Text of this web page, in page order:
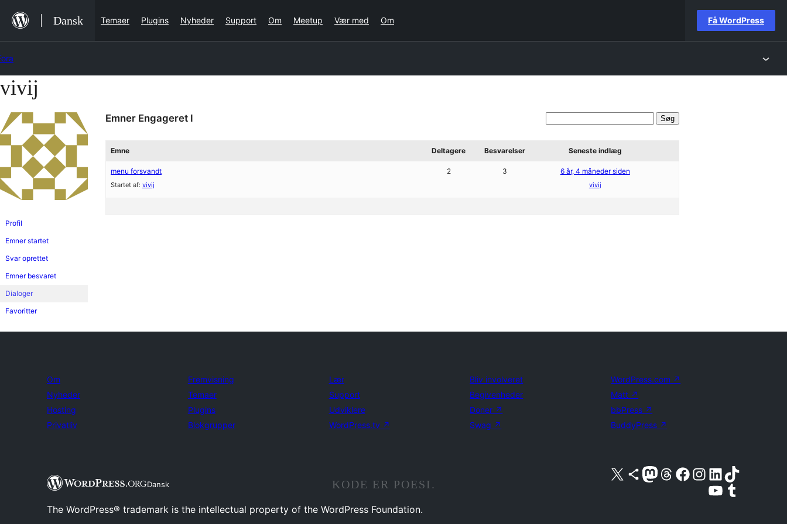
indhold
Dansk Temaer Plugins Nyheder Support Om Meetup Vær med Om Få WordPress
Spring
indhold
vivij
Profil
Emner startet
Svar oprettet
Emner besvaret
Dialoger
Favoritter
Emner Engageret I
Emne Deltagere Besvarelser Seneste indlæg
menu forsvandt
Startet af: vivij
2 3 6 år, 4 måneder siden
vivij
Om
Nyheder
Hosting
Privatliv
Fremvisning
Temaer
Plugins
Blokgrupper
Lær
Support
Udviklere
WordPress.tv ↗
Bliv involveret
Begivenheder
Doner ↗
Swag ↗
WordPress.com ↗
Matt ↗
bbPress ↗
BuddyPress ↗
Dansk
Besøg vores X (tidligere Twitter) kontoBesøg vores Bluesky-konto
Besøg vores Mastodon kontoBesøg vores Threads-konto
Besøg vores Facebook sideBesøg vores Instagram konto
Besøg vores LinkedIn konto
Besøg vores TikTok-konto
Besøg vores YouTube-kanalBesøg vores Tumblr-konto
KODE ER POESI.
The WordPress® trademark is the intellectual property of the WordPress Foundation.